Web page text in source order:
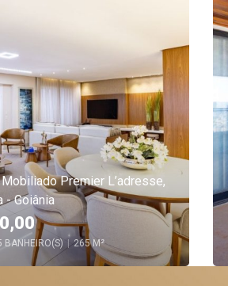
Premier L’adresse,
- Goiânia
BANHEIRO(S) 265 M²